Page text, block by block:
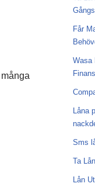
Får
Wasa
Låna
Sms
Ta
Lån